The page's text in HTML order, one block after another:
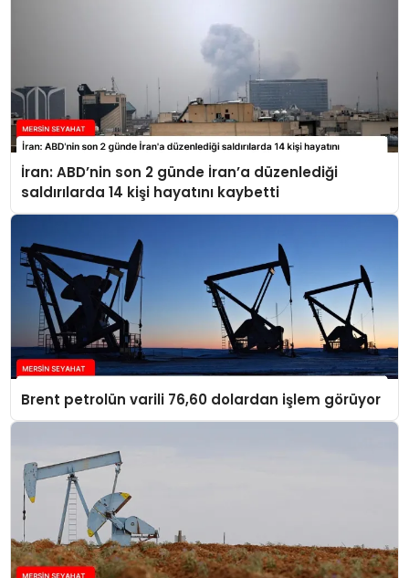
İran: ABD’nin son 2 günde İran’a düzenlediği
saldırılarda 14 kişi hayatını kaybetti
Brent petrolün varili 76,60 dolardan işlem görüyor